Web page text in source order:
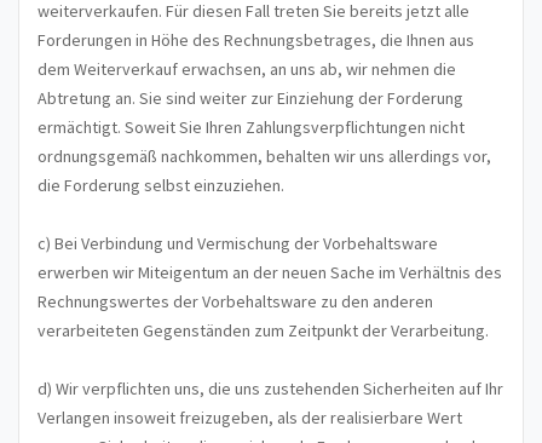
weiterverkaufen. Für diesen Fall treten Sie bereits jetzt alle
Forderungen in Höhe des Rechnungsbetrages, die Ihnen aus
dem Weiterverkauf erwachsen, an uns ab, wir nehmen die
Abtretung an. Sie sind weiter zur Einziehung der Forderung
ermächtigt. Soweit Sie Ihren Zahlungsverpflichtungen nicht
ordnungsgemäß nachkommen, behalten wir uns allerdings vor,
die Forderung selbst einzuziehen.
c) Bei Verbindung und Vermischung der Vorbehaltsware
erwerben wir Miteigentum an der neuen Sache im Verhältnis des
Rechnungswertes der Vorbehaltsware zu den anderen
verarbeiteten Gegenständen zum Zeitpunkt der Verarbeitung.
d) Wir verpflichten uns, die uns zustehenden Sicherheiten auf Ihr
Verlangen insoweit freizugeben, als der realisierbare Wert